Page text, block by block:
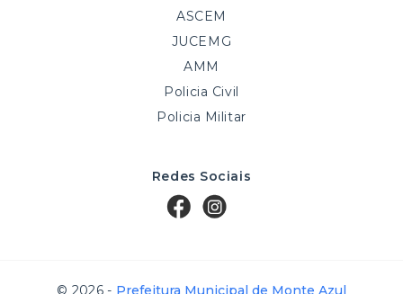
ASCEM
JUCEMG
AMM
Policia Civil
Policia Militar
Redes Sociais
© 2026 - Prefeitura Municipal de Monte Azul